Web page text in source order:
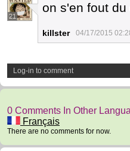
21
on s'en fout
killster 04/17/2015
Log-in to comment
0 Comments In Other
Français
There are no comments for now.